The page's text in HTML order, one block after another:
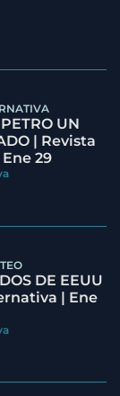
UN
| Revista
29
DE EEUU
| Ene